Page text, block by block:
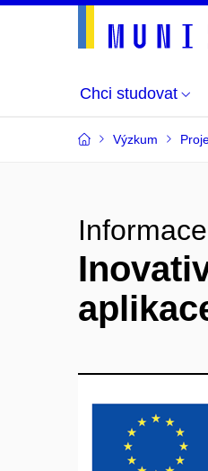
Chci studovat
Výzkum